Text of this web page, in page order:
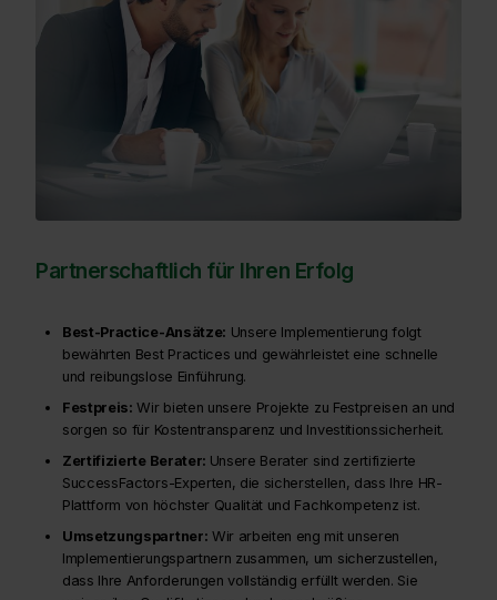
Partnerschaftlich für Ihren Erfolg
Best-Practice-Ansätze: Unsere Implementierung folgt
bewährten Best Practices und gewährleistet eine schnelle
und reibungslose Einführung.
Festpreis: Wir bieten unsere Projekte zu Festpreisen an und
sorgen so für Kostentransparenz und Investitionssicherheit.
Zertifizierte Berater: Unsere Berater sind zertifizierte
SuccessFactors-Experten, die sicherstellen, dass Ihre HR-
Plattform von höchster Qualität und Fachkompetenz ist.
Umsetzungspartner: Wir arbeiten eng mit unseren
Implementierungspartnern zusammen, um sicherzustellen,
dass Ihre Anforderungen vollständig erfüllt werden. Sie